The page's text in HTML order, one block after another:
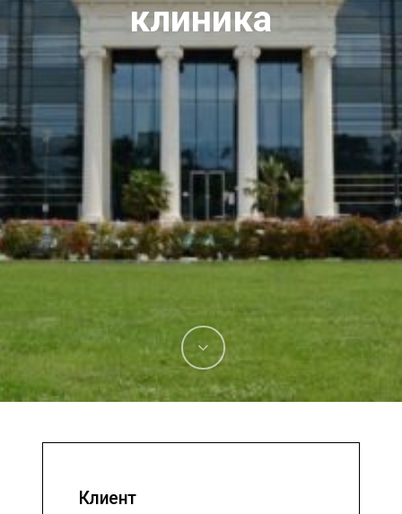
клиника
Клиент